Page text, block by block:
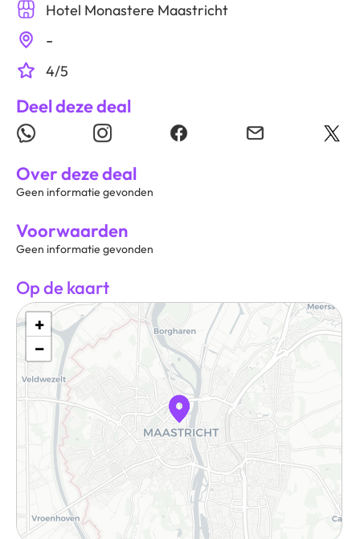
Hotel Monastere Maastricht
-
4/5
Deel deze deal
Over deze deal
Geen informatie gevonden
Voorwaarden
Geen informatie gevonden
Op de kaart
+
−